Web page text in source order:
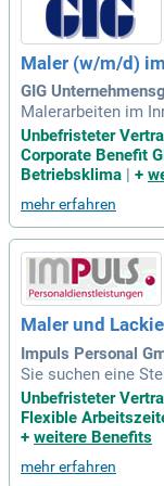
Mit einem
dung und einem
ns bestens
Maler (w/m/d)
GIG
Malerarbeiten im
gepflegtes
gsarbeiten an
ine Reparaturen
Unbefristeter
Corporate Benefit
Betriebsklima
+
mehr erfahren
Maler und
Impuls Personal
Sie suchen eine
amburg? Wir
chter Ausführung
arbeiten. Sie
in unbefristetes
Unbefristeter
Flexible
+ weitere Benefits
mehr erfahren